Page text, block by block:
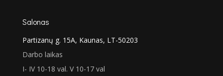
Salonas
Partizanų g. 15A, Kaunas, LT-50203
Darbo laikas
I- IV 10-18 val. V 10-17 val